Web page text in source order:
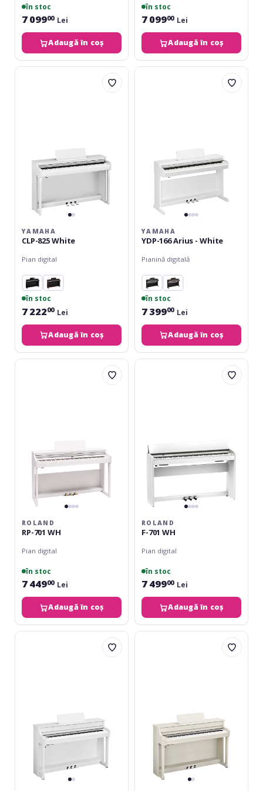
în stoc
7 09900 Lei
Adaugă în coș
în stoc
7 09900 Lei
Adaugă în coș
Yamaha
YAMAHA
CLP-825 White
Pian digital
în stoc
7 22200 Lei
Adaugă în coș
Yamaha
YAMAHA
YDP-166 Arius - White
Pianină digitală
în stoc
7 39900 Lei
Adaugă în coș
Roland
ROLAND
RP-701 WH
Pian digital
în stoc
7 44900 Lei
Adaugă în coș
Roland
ROLAND
F-701 WH
Pian digital
în stoc
7 49900 Lei
Adaugă în coș
Yamaha
Yamaha